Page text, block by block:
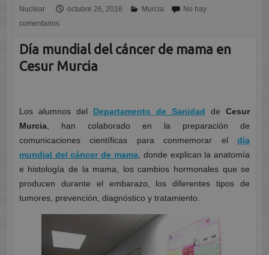
Nuclear
octubre 26, 2016 Murcia
No hay
comentarios
Día mundial del cáncer de mama en
Cesur Murcia
Los alumnos del Departamento de Sanidad deCesur
Murcia, han colaborado en la preparación de
comunicaciones científicas para conmemorar eldía
mundial del cáncer de mama, donde explican la anatomía
e histología de la mama, los cambios hormonales que se
producen durante el embarazo, los diferentes tipos de
tumores, prevención, diagnóstico y tratamiento.